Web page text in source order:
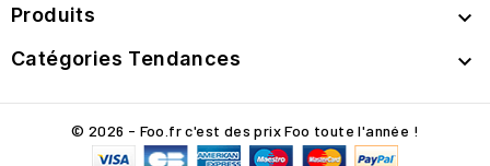
Produits 
Catégories Tendances 
© 2026 - Foo.fr c'est des prix Foo toute l'année !